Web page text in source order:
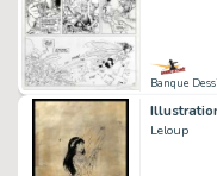
Banque
Leloup